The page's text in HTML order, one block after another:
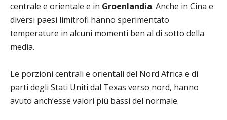
centrale e orientale e in Groenlandia. Anche in Cina e
diversi paesi limitrofi hanno sperimentato
temperature in alcuni momenti ben al di sotto della
media.
Le porzioni centrali e orientali del Nord Africa e di
parti degli Stati Uniti dal Texas verso nord, hanno
avuto anch’esse valori più bassi del normale.